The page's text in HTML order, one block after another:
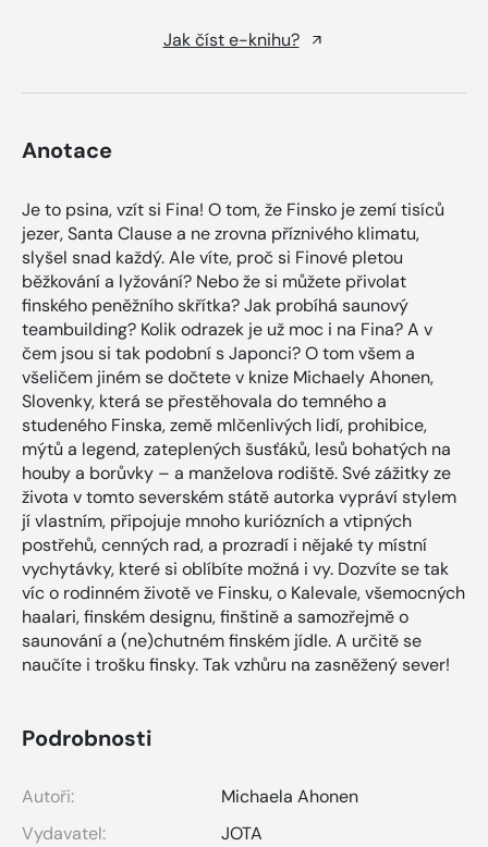
Jak číst e-knihu?
Anotace
Je to psina, vzít si Fina! O tom, že Finsko je zemí tisíců
jezer, Santa Clause a ne zrovna příznivého klimatu,
slyšel snad každý. Ale víte, proč si Finové pletou
běžkování a lyžování? Nebo že si můžete přivolat
finského peněžního skřítka? Jak probíhá saunový
teambuilding? Kolik odrazek je už moc i na Fina? A v
čem jsou si tak podobní s Japonci? O tom všem a
všeličem jiném se dočtete v knize Michaely Ahonen,
Slovenky, která se přestěhovala do temného a
studeného Finska, země mlčenlivých lidí, prohibice,
mýtů a legend, zateplených šusťáků, lesů bohatých na
houby a borůvky – a manželova rodiště. Své zážitky ze
života v tomto severském státě autorka vypráví stylem
jí vlastním, připojuje mnoho kuriózních a vtipných
postřehů, cenných rad, a prozradí i nějaké ty místní
vychytávky, které si oblíbíte možná i vy. Dozvíte se tak
víc o rodinném životě ve Finsku, o Kalevale, všemocných
haalari, finském designu, finštině a samozřejmě o
saunování a (ne)chutném finském jídle. A určitě se
naučíte i trošku finsky. Tak vzhůru na zasněžený sever!
Podrobnosti
Autoři:
Michaela Ahonen
Vydavatel:
JOTA